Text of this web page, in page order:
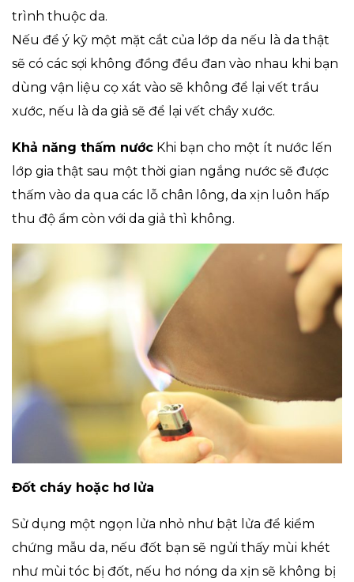
trình thuộc da.
Nếu để ý kỹ một mặt cắt của lớp da nếu là da thật
sẽ có các sợi không đồng đều đan vào nhau khi bạn
dùng vận liệu cọ xát vào sẽ không để lại vết trầu
xước, nếu là da giả sẽ để lại vết chầy xước.
Khả năng thấm nước Khi bạn cho một ít nước lến
lớp gia thật sau một thời gian ngắng nước sẽ được
thấm vào da qua các lỗ chân lông, da xịn luôn hấp
thu độ ẩm còn với da giả thì không.
Đốt cháy hoặc hơ lửa
Sử dụng một ngọn lửa nhỏ như bật lửa để kiểm
chứng mẫu da, nếu đốt bạn sẽ ngửi thấy mùi khét
như mùi tóc bị đốt, nếu hơ nóng da xịn sẽ không bị